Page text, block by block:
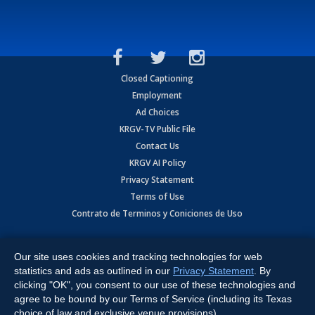
Closed Captioning
Employment
Ad Choices
KRGV-TV Public File
Contact Us
KRGV AI Policy
Privacy Statement
Terms of Use
Contrato de Terminos y Coniciones de Uso
Expressway, Weslaco, TX 78596.
All Rights Reserved. Powered by:Ruby Shore Software
Our site uses cookies and tracking technologies for web
statistics and ads as outlined in our Privacy Statement . By
clicking "OK", you consent to our use of these technologies and
agree to be bound by our Terms of Service (including its Texas